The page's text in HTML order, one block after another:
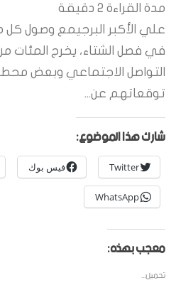
مدة القراءة 2 دقيقة
علي الأكبر البرجيمع وصول
في فصل الشتاء، يخرج المئات
التواصل الاجتماعي وبعض
توقعاتهم عن...
شارك هذا الموضوع:
Twitter فيس بوك
WhatsApp
معجب بهذه:
تحميل...